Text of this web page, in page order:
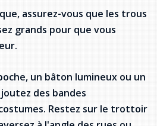
annuelle
des droits et libertés
neuf ou d'occasion ou
Covid-19
Neuve-et-
juridique ?
de Terre-Neuve-
d'expression
à TNL
français
assurez-vous que les trous
grands pour que vous
un bâton lumineux ou un
des bandes
Restez sur le trottoir